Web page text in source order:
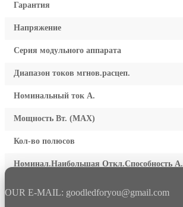
Гарантия
Напряжение
Серия модульного аппарата
Диапазон токов мгнов.расцеп.
Номинальный ток А.
Мощность Вт. (МАХ)
Кол-во полюсов
Номинал.Наибольшая Откл.Способность А.
OUR E-MAIL: goodledforyou@gmail.cоm